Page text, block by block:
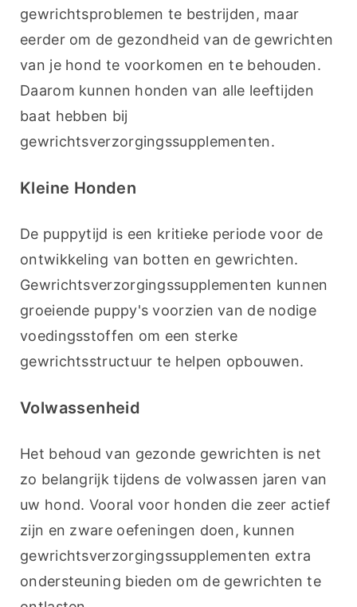
gewrichtsproblemen te bestrijden, maar
eerder om de gezondheid van de gewrichten
van je hond te voorkomen en te behouden.
Daarom kunnen honden van alle leeftijden
baat hebben bij
gewrichtsverzorgingssupplementen.
Kleine Honden
De puppytijd is een kritieke periode voor de
ontwikkeling van botten en gewrichten.
Gewrichtsverzorgingssupplementen kunnen
groeiende puppy's voorzien van de nodige
voedingsstoffen om een sterke
gewrichtsstructuur te helpen opbouwen.
Volwassenheid
Het behoud van gezonde gewrichten is net
zo belangrijk tijdens de volwassen jaren van
uw hond. Vooral voor honden die zeer actief
zijn en zware oefeningen doen, kunnen
gewrichtsverzorgingssupplementen extra
ondersteuning bieden om de gewrichten te